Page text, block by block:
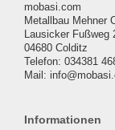
mobasi.com
Metallbau Mehner
Lausicker Fußweg
04680 Colditz
Telefon: 034381
Mail:
Informationen